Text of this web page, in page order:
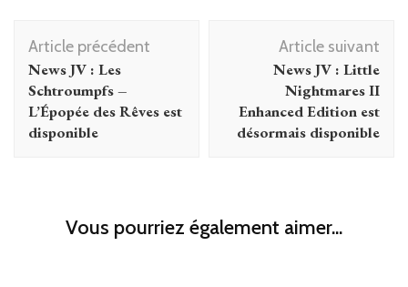
Navigation
d'article
Article précédent
News JV : Les
Schtroumpfs –
L’Épopée des Rêves est
disponible
Article suivant
News JV : Little
Nightmares II
Enhanced Edition est
désormais disponible
Vous pourriez également aimer...